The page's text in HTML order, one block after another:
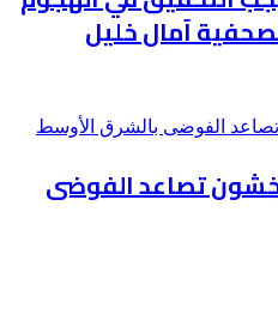
آمال خليل
تصاعد الفوضى